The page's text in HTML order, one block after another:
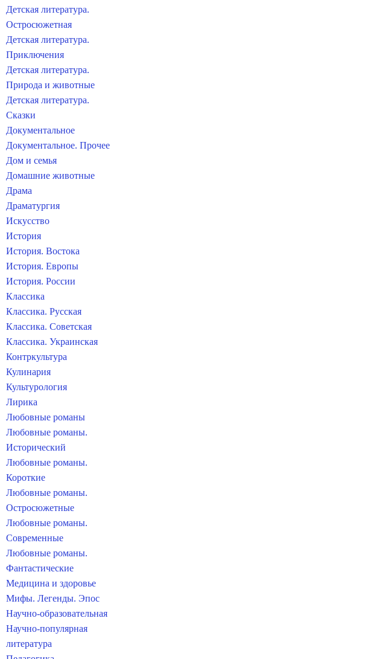
Детская литература.
Остросюжетная
Детская литература.
Приключения
Детская литература.
Природа и животные
Детская литература.
Сказки
Документальное
Документальное. Прочее
Дом и семья
Домашние животные
Драма
Драматургия
Искусство
История
История. Востока
История. Европы
История. России
Классика
Классика. Русская
Классика. Советская
Классика. Украинская
Контркультура
Кулинария
Культурология
Лирика
Любовные романы
Любовные романы.
Исторический
Любовные романы.
Короткие
Любовные романы.
Остросюжетные
Любовные романы.
Современные
Любовные романы.
Фантастические
Медицина и здоровье
Мифы. Легенды. Эпос
Научно-образовательная
Научно-популярная
литература